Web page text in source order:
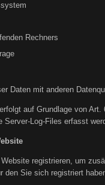
Rechners
Daten mit anderen
auf Grundlage von
Server-Log-Files erfasst
registrieren, um
den Sie sich registriert